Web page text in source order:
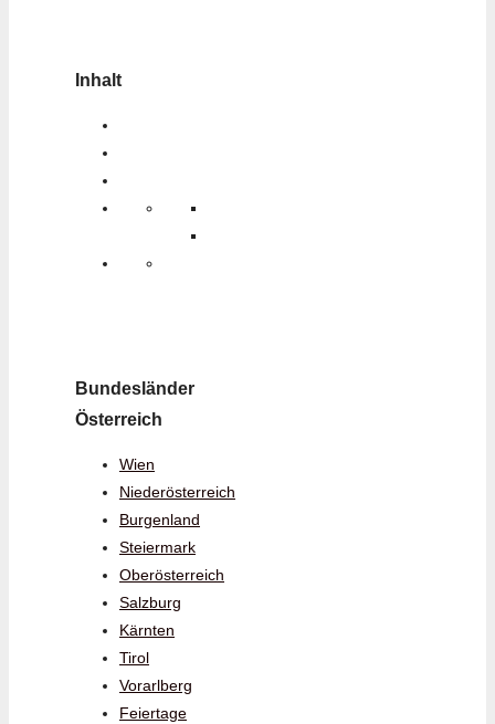
Inhalt
Bundesländer
Österreich
Wien
Niederösterreich
Burgenland
Steiermark
Oberösterreich
Salzburg
Kärnten
Tirol
Vorarlberg
Feiertage